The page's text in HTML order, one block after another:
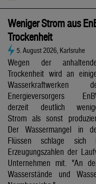
Weniger Strom aus
Trockenheit
5. August 2026, Karlsruhe
Wegen der
Trockenheit wird an
Wasserkraftwerken
Energieversorgers
derzeit deutlich
Strom als sonst
Der Wassermangel in
Flüssen schlage
Erzeugungszahlen der
Unternehmen mit. "An
Wasserstände und